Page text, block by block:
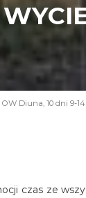
Diuna, 10 dni 9-
czas ze